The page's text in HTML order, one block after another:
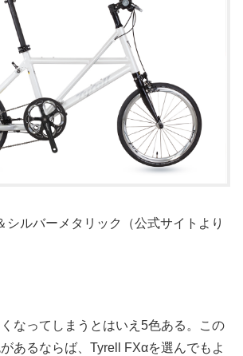
シルバーメタリック（公式サイトより
なってしまうとはいえ5色ある。この
あるならば、Tyrell FXαを選んでもよ